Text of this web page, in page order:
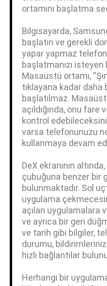
ortamını başlatma
Bilgisayarda, Samsung
başlatın ve gerekli
yapar yapmaz
başlatmanızı
Masaüstü ortamı,
tıklayana kadar daha
başlatılmaz.
açıldığında, onu
kontrol
varsa telefonunuzu
kullanmaya devam
DeX ekranının
çubuğuna benzer bir
bulunmaktadır. Sol
uygulama
açılan uygulamalara
ve ayrıca bir geri
ve tarih gibi bilgiler,
durumu,
hızlı bağlantılar
Herhangi bir